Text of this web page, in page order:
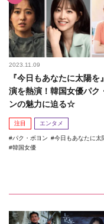
2023.11.09
『今日もあなたに太陽を
演を熱演！韓国女優パク
ンの魅力に迫る☆
注目 エンタメ
パク・ボヨン
今日もあなたに太
韓国女優